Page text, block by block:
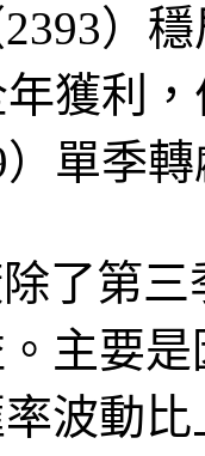
）
獲利
單季
了第
主要
波動